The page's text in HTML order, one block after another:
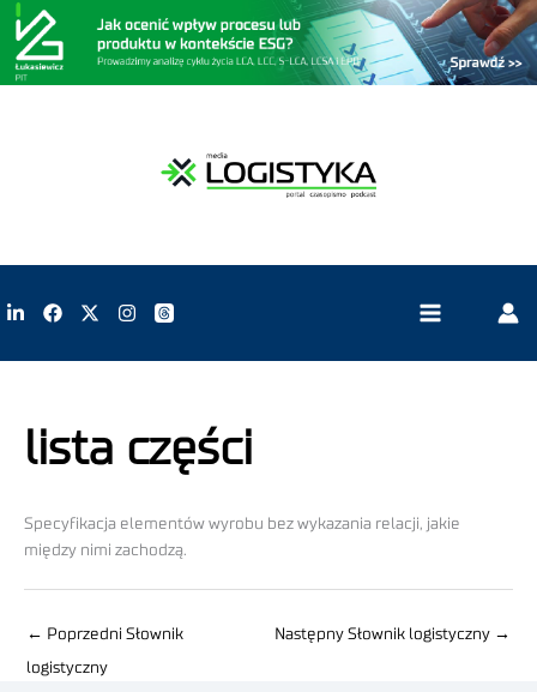
lista części
Specyfikacja elementów wyrobu bez wykazania relacji, jakie
między nimi zachodzą.
← Poprzedni Słownik
logistyczny
Następny Słownik logistyczny →